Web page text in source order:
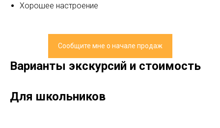
Хорошее настроение
Сообщите мне о начале продаж
Варианты экскурсий и стоимость
Для школьников